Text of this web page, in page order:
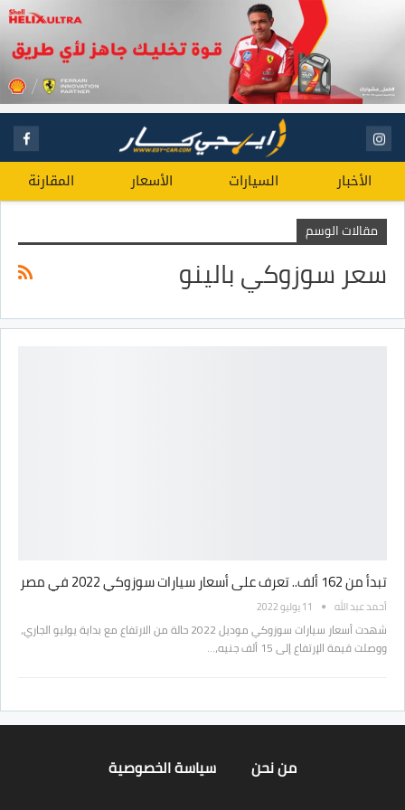
الأخبار السيارات الأسعار المقارنة
مقالات الوسم
سعر سوزوكي بالينو
تبدأ من 162 ألف.. تعرف على أسعار سيارات سوزوكي 2022 في مصر
أحمد عبد الله 11 يوليو 2022
شهدت أسعار سيارات سوزوكي موديل 2022 حالة من الارتفاع مع بداية يوليو الجاري،
ووصلت قيمة الإرتفاع إلى 15 ألف جنيه،…
من نحن سياسة الخصوصية